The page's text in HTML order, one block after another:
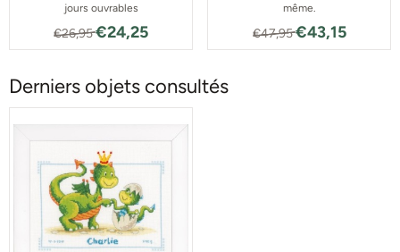
jours ouvrables
Par26,95 pour 24,25
€26,95€24,25
même.
Par47,95 pour
€47,95€43,15
Derniers objets consultés